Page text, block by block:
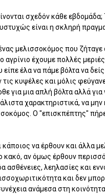
σχεδόν κάθε
είναι η σκληρή
μελισσοκόμος που
αγρίνιο έχουμε πολλές
έλα να πάμε βόλτα να
κυψέλες και μόλις
για μια απλή βόλτα αλλά
χαρακτηριστικά, να μην
Ο "επισκπέπτης"
να έρθουν και άλλα
κακό, αν όμως έρθουν
ασθένειες, λεηλασίες και
και δεν
ανάμεσα στη